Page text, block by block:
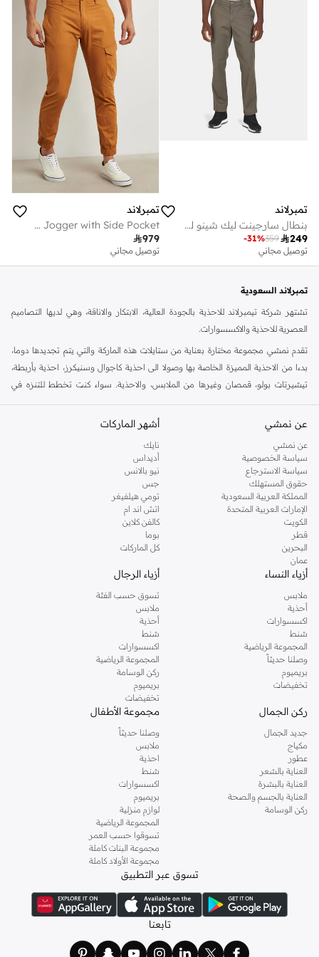
تمبرلاند
بنطال سارجينت ليك شينو للرجال
249
359
-31%
توصيل مجاني
تمبرلاند
Profile Lake Stretch Ripstop Jogger with Side Pocket
979
توصيل مجاني
تمبرلاند السعودية
تشتهر شركة تيمبرلاند للاحذية بالجودة العالية، الابتكار والاناقة، وهي لديها التصاميم
العصرية للاحذية والاكسسوارات.
تقدم نمشي مجموعة مختارة بعناية من ستايلات هذه الماركة والتي يتم تجديدها دوما،
بدءا من الاحذية المميزة الخاصة بها وصولا الى احذية كاجوال وسنيكرز، احذية بأربطة،
تيشيرتات بولو، قمصان وغيرها من الملابس، والاحذية. سواء كنت تخطط للتنزه في
في افضل حالاته. هنا في نمشي، لدينا مجموعة متزايدة من الستايلات للرجال، النساء
والاطفال، كل ذلك في مكان واحد.
تسوق تمبرلاند اون لاين الرياض
تعرف احذية تمبرلاند بصلابتها، مهارتها الحرفية وستايلها. جنبا الى جنب مع الجزم
الاسطورية، لدينا جميع احتياجاتك الكاجوال الاخرى في متجر تمبرلاند اون لاين في
نمشي. يمكن العثور على جزم، احذية رياضية وغيرها من الستايلات الاخرى التي ستجدها
في مجموعة تمبرلاند اون لاين. تسوق احذية تمبرلاند اون لاين واحصل على خدمة تسليم
سريع الى عتبة دارك.
عن نمشي
عن نمشي
سياسة الخصوصية
سياسة الاسترجاع
حقوق المستهلك
المملكة العربية السعودية
الإمارات العربية المتحدة
الكويت
قطر
البحرين
عمان
أشهر الماركات
نايك
أديداس
نيو بالانس
جس
تومي هيلفيغر
اتش اند ام
كالفن كلاين
بوما
كل الماركات
أزياء النساء
ملابس
أحذية
اكسسوارات
شنط
المجموعة الرياضية
وصلنا حديثاً
بريميوم
تخفيضات
أزياء الرجال
تسوق حسب الفئة
ملابس
أحذية
شنط
اكسسوارات
المجموعة الرياضية
ركن الوسامة
بريميوم
تخفيضات
ركن الجمال
جديد الجمال
مكياج
عطور
العناية بالشعر
العناية بالبشرة
العناية بالجسم والصحة
ركن الوسامة
مجموعة الأطفال
وصلنا حديثاً
ملابس
احذية
شنط
اكسسوارات
بريميوم
لوازم منزلية
المجموعة الرياضية
تسوقوا حسب العمر
مجموعة البنات كاملة
مجموعة الأولاد كاملة
تسوق عبر التطبيق
تابعنا